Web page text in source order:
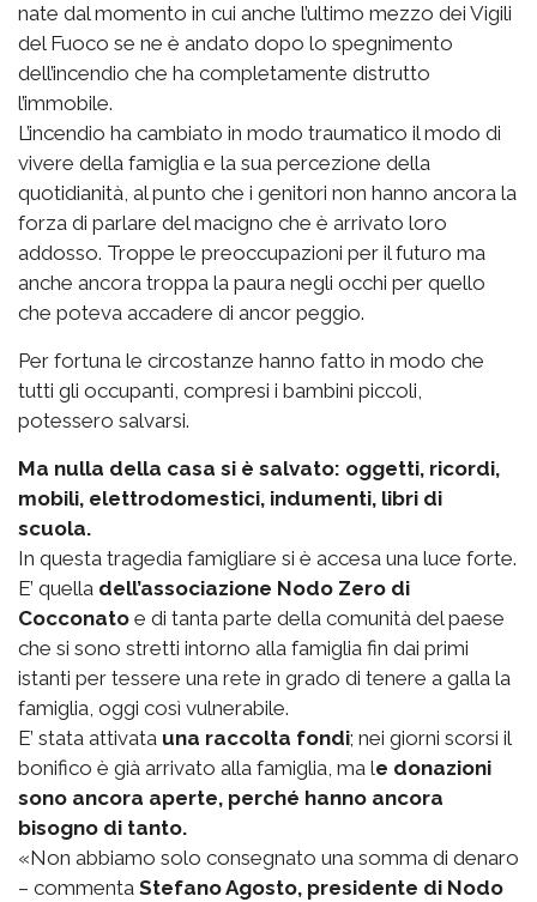
nate dal momento in cui anche l’ultimo mezzo dei Vigili
del Fuoco se ne è andato dopo lo spegnimento
dell’incendio che ha completamente distrutto
l’immobile.
L’incendio ha cambiato in modo traumatico il modo di
vivere della famiglia e la sua percezione della
quotidianità, al punto che i genitori non hanno ancora la
forza di parlare del macigno che è arrivato loro
addosso. Troppe le preoccupazioni per il futuro ma
anche ancora troppa la paura negli occhi per quello
che poteva accadere di ancor peggio.
Per fortuna le circostanze hanno fatto in modo che
tutti gli occupanti, compresi i bambini piccoli,
potessero salvarsi.
Ma nulla della casa si è salvato: oggetti, ricordi,
mobili, elettrodomestici, indumenti, libri di
scuola.
In questa tragedia famigliare si è accesa una luce forte.
E’ quella dell’associazione Nodo Zero di
Cocconato e di tanta parte della comunità del paese
che si sono stretti intorno alla famiglia fin dai primi
istanti per tessere una rete in grado di tenere a galla la
famiglia, oggi così vulnerabile.
E’ stata attivata una raccolta fondi; nei giorni scorsi il
bonifico è già arrivato alla famiglia, ma le donazioni
sono ancora aperte, perché hanno ancora
bisogno di tanto.
«Non abbiamo solo consegnato una somma di denaro
– commenta Stefano Agosto, presidente di Nodo